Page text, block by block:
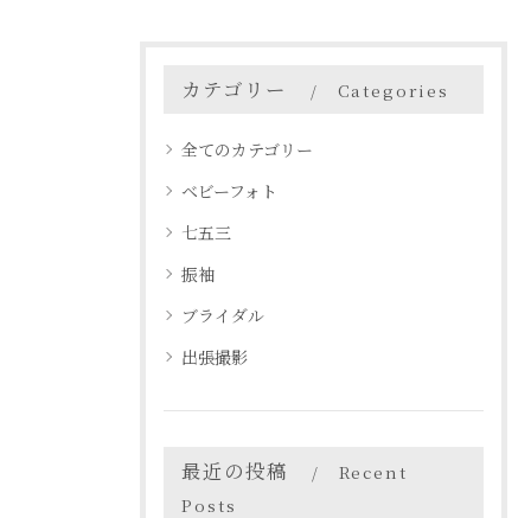
カテゴリー Categories
全てのカテゴリー
ベビーフォト
七五三
振袖
ブライダル
出張撮影
最近の投稿
Recent
Posts